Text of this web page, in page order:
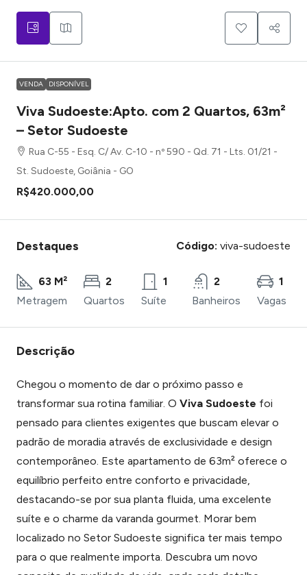
VENDA DISPONÍVEL
Viva Sudoeste:Apto. com 2 Quartos, 63m²
– Setor Sudoeste
Rua C-55 - Esq. C/ Av. C-10 - nº 590 - Qd. 71 - Lts. 01/21 -
St. Sudoeste, Goiânia - GO
R$420.000,00
Destaques Código: viva-sudoeste
63 M²
Metragem
2
Quartos
1
Suíte
2
Banheiros
1
Vagas
Descrição
Chegou o momento de dar o próximo passo e
transformar sua rotina familiar. O Viva Sudoeste foi
pensado para clientes exigentes que buscam elevar o
padrão de moradia através de exclusividade e design
contemporâneo. Este apartamento de 63m² oferece o
equilíbrio perfeito entre conforto e privacidade,
destacando-se por sua planta fluida, uma excelente
suíte e o charme da varanda gourmet. Morar bem
localizado no Setor Sudoeste significa ter mais tempo
para o que realmente importa. Descubra um novo